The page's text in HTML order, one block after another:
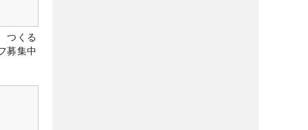
つくる
募集中